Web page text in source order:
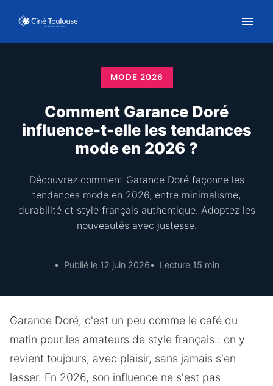
MODE 2026
Comment Garance Doré
influence-t-elle les tendances
mode en 2026 ?
Découvrez comment Garance Doré façonne les
tendances mode en 2026, entre minimalisme,
durabilité et style français authentique. Adoptez les
nouveautés avec justesse.
Publié le 12 juin 2026 Lecture 15 min
Garance Doré, c'est un peu comme le café du
matin pour les amateurs de style français : on y
revient toujours, avec plaisir, sans jamais s'en
lasser. En 2026, son influence ne s'est pas